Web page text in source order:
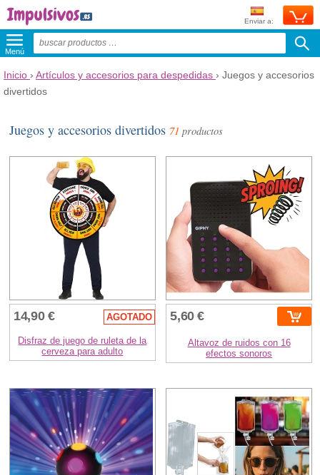
Enviar a:
Menú
Inicio › Artículos y accesorios para despedidas › Juegos y accesorios
divertidos
Juegos y accesorios divertidos 71 productos
14,90 € AGOTADO
Disfraz de juego de ruleta de la
cerveza para adulto
5,60 €
Altavoz de ruidos con 16
efectos sonoros